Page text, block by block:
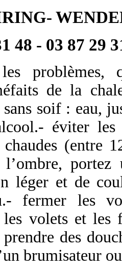
48 - 03 87 29
problèmes,
de la
soif : eau,
éviter
chaudes (entre
portez
léger et de
fermer les
volets et les
des
brumisateur